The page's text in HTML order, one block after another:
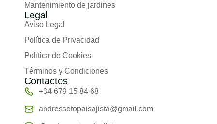
Mantenimiento de jardines
Legal
Aviso Legal
Política de Privacidad
Política de Cookies
Términos y Condiciones
Contactos
+34 679 15 84 68
andressotopaisajista@gmail.com